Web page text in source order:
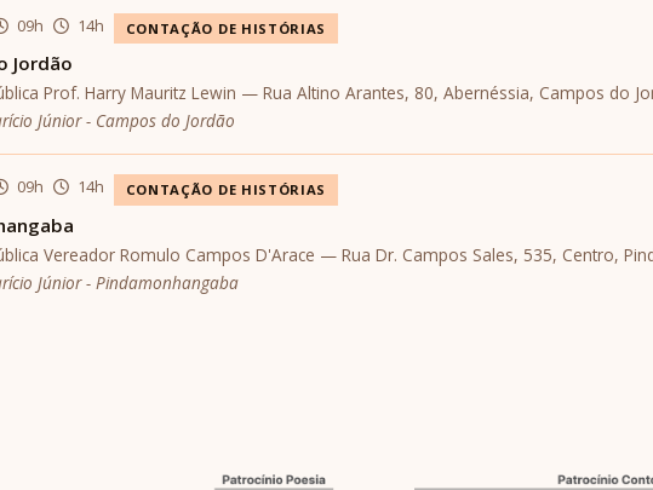
09h 14h CONTAÇÃO DE HISTÓRIAS
Jordão
Prof. Harry Mauritz Lewin — Rua Altino Arantes, 80, Abernéssia, Campos do
Júnior - Campos do Jordão
09h 14h CONTAÇÃO DE HISTÓRIAS
Vereador Romulo Campos D'Arace — Rua Dr. Campos Sales, 535, Centro,
Júnior - Pindamonhangaba